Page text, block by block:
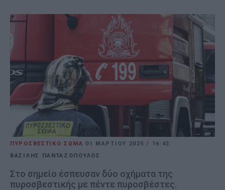
ΠΥΡΟΣΒΕΣΤΙΚΟ ΣΩΜΑ 01 ΜΑΡΤΊΟΥ 2025/
16:43
ΒΑΣΙΛΗΣ ΠΑΝΤΑΖΟΠΟΥΛΟΣ
Στο σημείο έσπευσαν δύο οχήματα της
πυροσβεστικής με πέντε πυροσβέστες.